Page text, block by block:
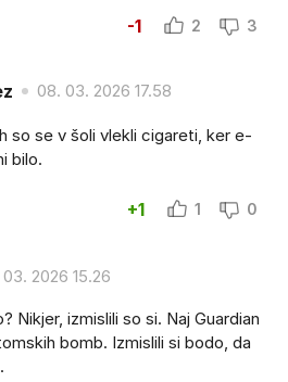
-1 2 3
08. 03. 2026 17.58
so se v šoli vlekli cigareti, ker e-
bilo.
+1 1 0
2026 15.26
Nikjer, izmislili so si. Naj Guardian
bomb. Izmislili si bodo, da